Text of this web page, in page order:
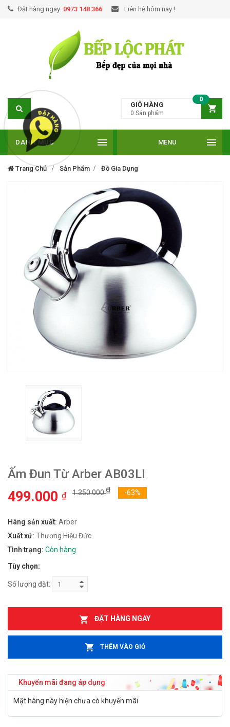
Đặt hàng ngay: 0973 148 366 Liên hệ hôm nay !
GIỎ HÀNG
0
0 Sản phẩm
DANH MỤC MENU
Trang Chủ Sản Phẩm Đồ Gia Dụng
Ấm Đun Từ Arber AB03LI
499.000 ₫ 1.350.000₫ -63%
Hãng sản xuất: Arber
Xuất xứ: Thương Hiệu Đức
Tình trạng: Còn hàng
Tùy chọn:
Số lượng đặt:
ĐẶT HÀNG NGAY
THÊM VÀO GIỎ
Khuyến mãi đang áp dụng
Mặt hàng này hiện chưa có khuyến mãi